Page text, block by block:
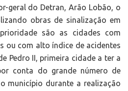
geral do Detran, Arão Lobão, o
obras de sinalização em
são as cidades com
ou com alto índice de acidentes
Pedro II, primeira cidade a ter a
conta do grande número de
município durante a realização